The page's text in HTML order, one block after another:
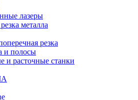
лазеры
металла
резка
и полосы
и расточные станки